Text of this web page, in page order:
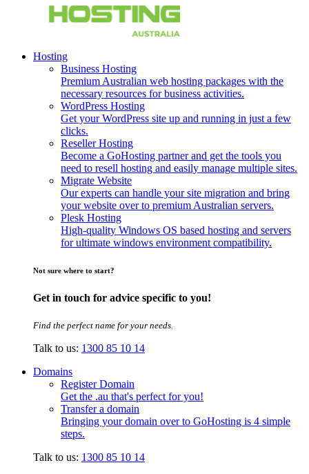
Hosting
Business Hosting
Premium Australian web hosting packages with the
necessary resources for business activities.
WordPress Hosting
Get your WordPress site up and running in just a few
clicks.
Reseller Hosting
Become a GoHosting partner and get the tools you
need to resell hosting and easily manage multiple sites.
Migrate Website
Our experts can handle your site migration and bring
your website over to premium Australian servers.
Plesk Hosting
High-quality Windows OS based hosting and servers
for ultimate windows environment compatibility.
Not sure where to start?
Get in touch for advice specific to you!
Find the perfect name for your needs.
Talk to us: 1300 85 10 14
Domains
Register Domain
Get the .au that's perfect for you!
Transfer a domain
Bringing your domain over to GoHosting is 4 simple
steps.
Talk to us: 1300 85 10 14